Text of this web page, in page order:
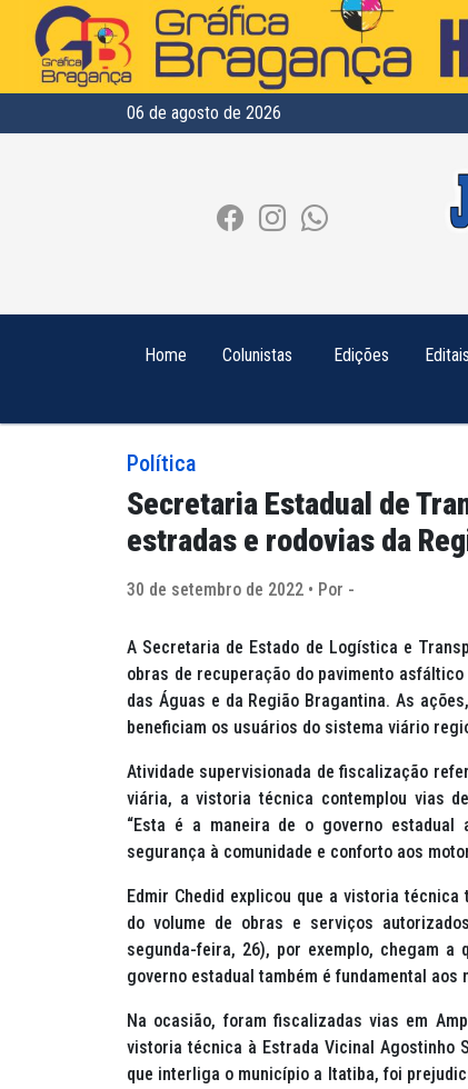
06 de agosto de 2026
Home Colunistas Edições Editais
Política
Secretaria Estadual de
estradas e rodovias da
30 de setembro de 2022 • Por -
A Secretaria de Estado de Logística e
obras de recuperação do pavimento
das Águas e da Região Bragantina. As
beneficiam os usuários do sistema viário
Atividade supervisionada de fiscalização
viária, a vistoria técnica contemplou vias
“Esta é a maneira de o governo estadual
segurança à comunidade e conforto aos
Edmir Chedid explicou que a vistoria
do volume de obras e serviços
segunda-feira, 26), por exemplo, chegam a
governo estadual também é fundamental
Na ocasião, foram fiscalizadas vias em
vistoria técnica à Estrada Vicinal Agostinho
que interliga o município a Itatiba, foi